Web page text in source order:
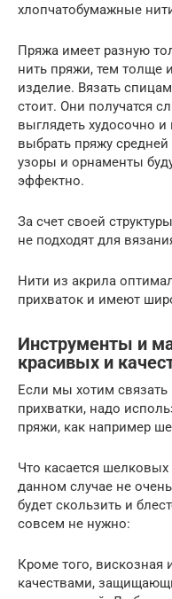
хлопчатобумажные
Пряжа имеет разную
нить пряжи, тем толще
изделие. Вязать
стоит. Они получатся
выглядеть худосочно
выбрать пряжу
узоры и орнаменты
эффектно.
За счет своей
не подходят для
Нити из акрила
прихваток и имеют
Инструменты и
красивых и
Если мы хотим
прихватки, надо
пряжи, как например
Что касается
данном случае не
будет скользить и
совсем не нужно:
Кроме того, вискозная
качествами,